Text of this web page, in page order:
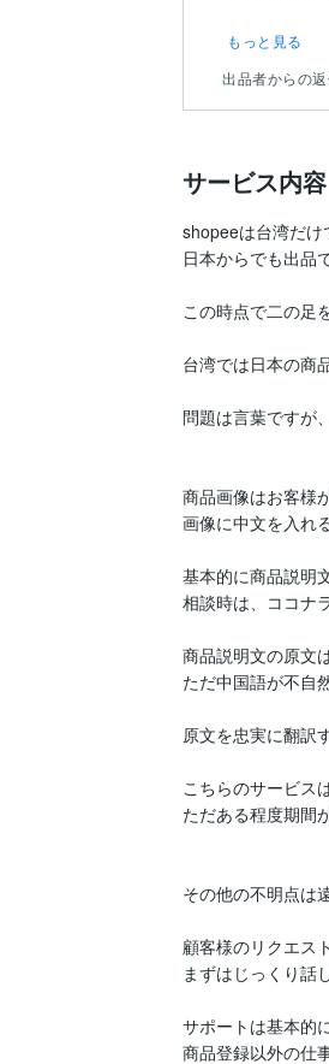
もっと見る
出品者からの
サービス内容
shopeeは台湾だけ
日本からでも出品
この時点で二の足
台湾では日本の商
問題は言葉ですが
商品画像はお客様
画像に中文を入れ
基本的に商品説明
相談時は、ココナ
商品説明文の原文
ただ中国語が不自
原文を忠実に翻訳
こちらのサービス
ただある程度期間
その他の不明点は
顧客様のリクエス
まずはじっくり話
サポートは基本的
商品登録以外の仕